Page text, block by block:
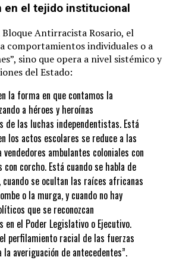
en el tejido institucional
Antirracista Rosario, el
comportamientos individuales o a
sino que opera a nivel sistémico y
del Estado:
la forma en que contamos la
a héroes y heroínas
de las luchas independentistas. Está
los actos escolares se reduce a las
vendedores ambulantes coloniales con
corcho. Está cuando se habla de
cuando se ocultan las raíces africanas
o la murga, y cuando no hay
que se reconozcan
en el Poder Legislativo o Ejecutivo.
perfilamiento racial de las fuerzas
averiguación de antecedentes”.